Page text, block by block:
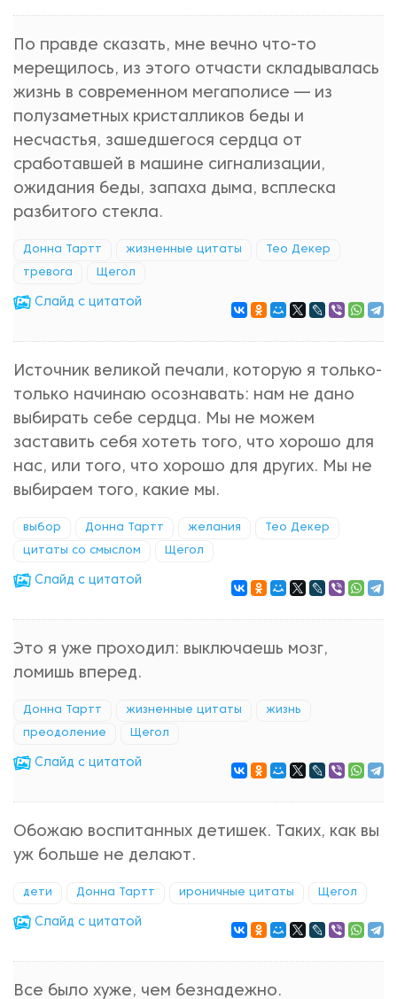
По правде сказать, мне вечно что-то
мерещилось, из этого отчасти складывалась
жизнь в современном мегаполисе — из
полузаметных кристалликов беды и
несчастья, зашедшегося сердца от
сработавшей в машине сигнализации,
ожидания беды, запаха дыма, всплеска
разбитого стекла.
Донна Тартт жизненные цитаты Тео Декер
тревога Щегол
Cлайд с цитатой
Источник великой печали, которую я только-
только начинаю осознавать: нам не дано
выбирать себе сердца. Мы не можем
заставить себя хотеть того, что хорошо для
нас, или того, что хорошо для других. Мы не
выбираем того, какие мы.
выбор Донна Тартт желания Тео Декер
цитаты со смыслом Щегол
Cлайд с цитатой
Это я уже проходил: выключаешь мозг,
ломишь вперед.
Донна Тартт жизненные цитаты жизнь
преодоление Щегол
Cлайд с цитатой
Обожаю воспитанных детишек. Таких, как вы
уж больше не делают.
дети Донна Тартт ироничные цитаты Щегол
Cлайд с цитатой
Все было хуже, чем безнадежно.